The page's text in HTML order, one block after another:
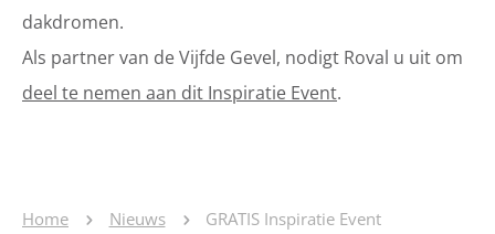
dakdromen.
Als partner van de Vijfde Gevel, nodigt Roval u uit om
deel te nemen aan dit Inspiratie Event.
Home Nieuws GRATIS Inspiratie Event